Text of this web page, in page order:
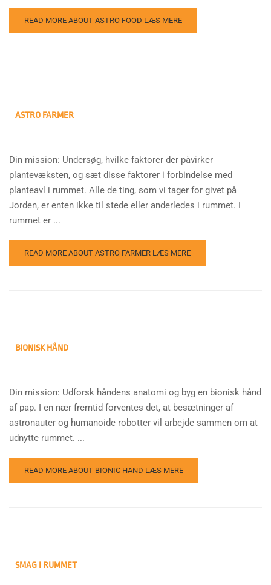
READ MORE ABOUT ASTRO FOOD LÆS MERE
ASTRO FARMER
Din mission: Undersøg, hvilke faktorer der påvirker
plantevæksten, og sæt disse faktorer i forbindelse med
planteavl i rummet. Alle de ting, som vi tager for givet på
Jorden, er enten ikke til stede eller anderledes i rummet. I
rummet er ...
READ MORE ABOUT ASTRO FARMER LÆS MERE
BIONISK HÅND
Din mission: Udforsk håndens anatomi og byg en bionisk hånd
af pap. I en nær fremtid forventes det, at besætninger af
astronauter og humanoide robotter vil arbejde sammen om at
udnytte rummet. ...
READ MORE ABOUT BIONIC HAND LÆS MERE
SMAG I RUMMET